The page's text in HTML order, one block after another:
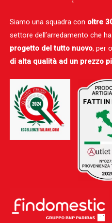
Siamo una squadra con oltre
settore dell’arredamento che
progetto del tutto nuovo, per
di alta qualità ad un prezzo